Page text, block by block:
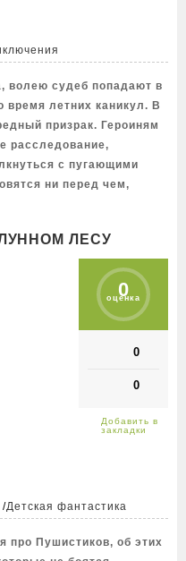
волею судеб попадают в
летних каникул. В
призрак. Героиням
расследование,
с пугающими
ни перед чем,
ЛЕСУ
0
оценка
0
0
/Детская фантастика
про Пушистиков, об этих